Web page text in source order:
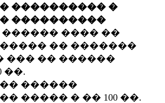
���������� �
����������
���� ��
�� �������
��� �� ������
��.
������
����� � �� 100 ��.